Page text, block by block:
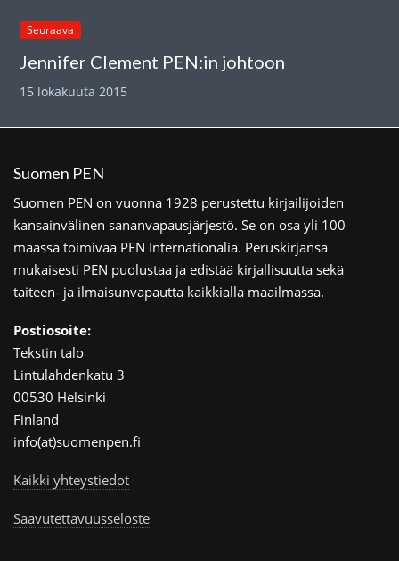
Seuraava
Jennifer Clement PEN:in johtoon
15 lokakuuta 2015
Suomen PEN
Suomen PEN on vuonna 1928 perustettu kirjailijoiden
kansainvälinen sananvapausjärjestö. Se on osa yli 100
maassa toimivaa PEN Internationalia. Peruskirjansa
mukaisesti PEN puolustaa ja edistää kirjallisuutta sekä
taiteen- ja ilmaisunvapautta kaikkialla maailmassa.
Postiosoite:
Tekstin talo
Lintulahdenkatu 3
00530 Helsinki
Finland
info(at)suomenpen.fi
Kaikki yhteystiedot
Saavutettavuusseloste